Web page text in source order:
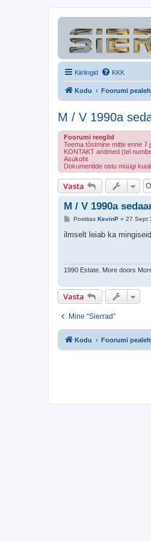
Kiirlingid KKK
Kodu Foorumi
M / V 1990a
Foorumi reeglid
Teema tõstmine mitte enne 7
KONTAKT andmed (tel
Asukoht
Dokumentide ostu müügi
Vasta
M / V 1990a
P
s
s
Postitas KevinP» 27 Sept
ilmselt leiab ka
1990 Estate. More doors
Vasta
Mine “Sierrad”
Kodu Foorumi